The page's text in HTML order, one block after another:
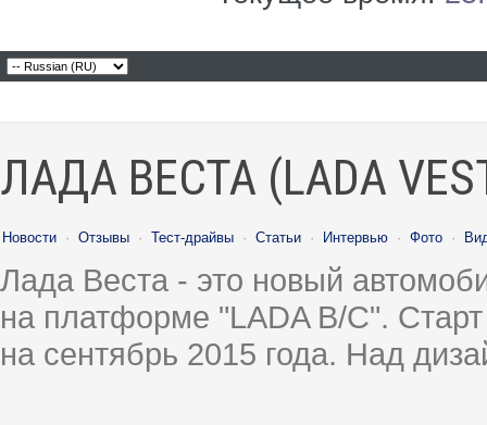
ЛАДА ВЕСТА (LADA
Новости · Отзывы · Тест-драйвы · Статьи · Интервью · Фото ·
Лада Веста - это новый
на платформе "LADA B/C".
на сентябрь 2015 года. Над